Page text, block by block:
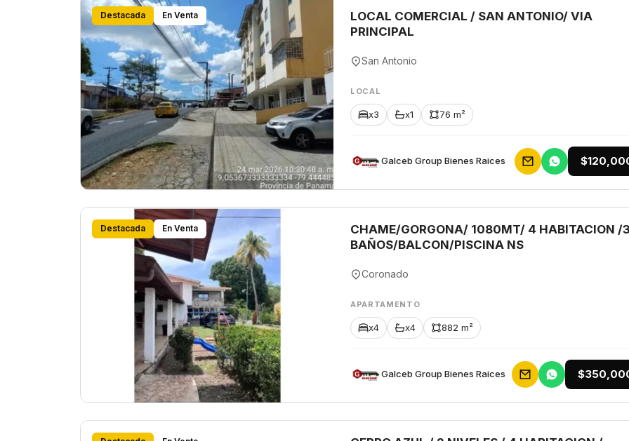
Destacada En Venta
LOCAL COMERCIAL / SAN ANTONIO/ VIA
PRINCIPAL
San Antonio
LOCAL
x3 x1 76 m²
Galceb Group Bienes Raices
Destacada En Venta
CHAME/GORGONA/ 1080MT/ 4 HABITACION /
BAÑOS/BALCON/PISCINA NS
Coronado
APARTAMENTO
x4 x4 882 m²
Galceb Group Bienes Raices